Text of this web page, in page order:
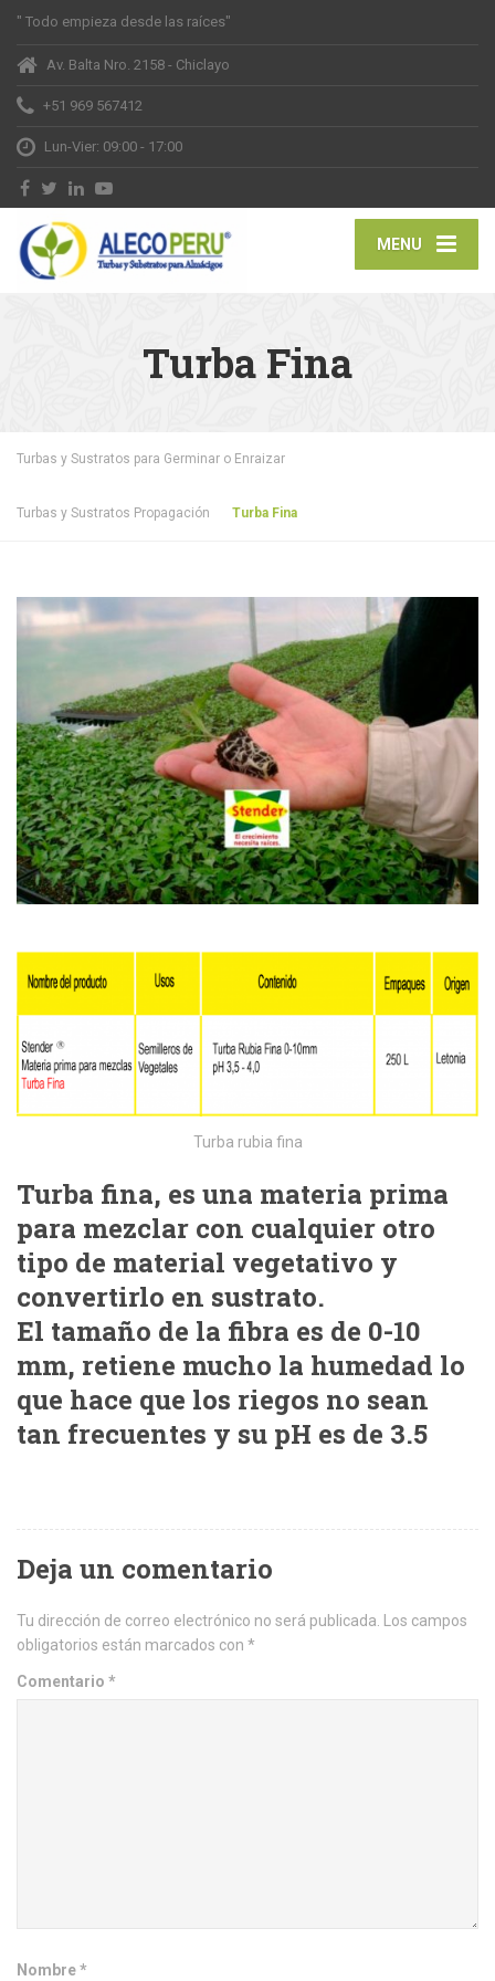
" Todo empieza desde las raíces"
Av. Balta Nro. 2158 - Chiclayo
+51 969 567412
Lun-Vier: 09:00 - 17:00
MENU
Turba Fina
Turbas y Sustratos para Germinar o Enraizar
Turbas y Sustratos Propagación Turba Fina
Turba rubia fina
Turba fina, es una materia prima
para mezclar con cualquier otro
tipo de material vegetativo y
convertirlo en sustrato.
El tamaño de la fibra es de 0-10
mm, retiene mucho la humedad lo
que hace que los riegos no sean
tan frecuentes y su pH es de 3.5
Deja un comentario
Tu dirección de correo electrónico no será publicada. Los campos
obligatorios están marcados con *
Comentario *
Nombre*